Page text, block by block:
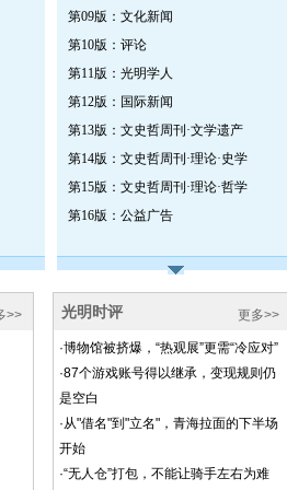
第09版：文化新闻
第10版：评论
第11版：光明学人
第12版：国际新闻
第13版：文史哲周刊·文学遗产
第14版：文史哲周刊·理论·史学
第15版：文史哲周刊·理论·哲学
第16版：公益广告